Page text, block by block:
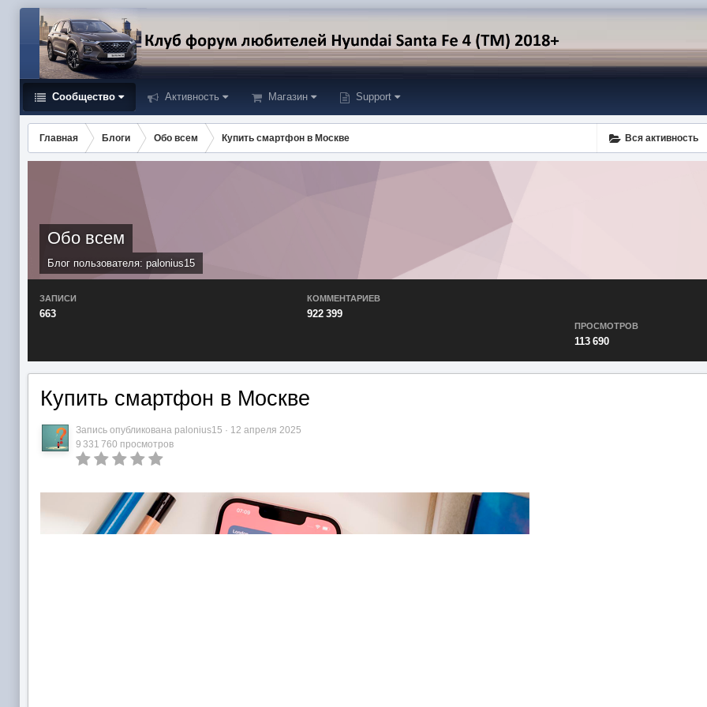
Сообщество Активность Магазин Support
Вся активность
Главная Блоги Обо всем Купить смартфон в Москве
Обо всем
Блог пользователя: palonius15
ЗАПИСИ
663
КОММЕНТАРИЕВ
922 399
ПРОСМОТРОВ
113 690
Купить смартфон в Москве
Запись опубликована palonius15 · 12 апреля 2025
9 331 760 просмотров